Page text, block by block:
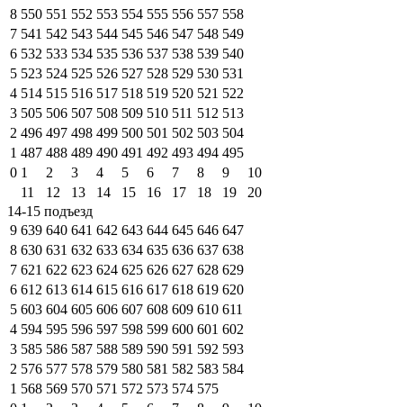
8 550 551 552 553 554 555 556 557 558
7 541 542 543 544 545 546 547 548 549
6 532 533 534 535 536 537 538 539 540
5 523 524 525 526 527 528 529 530 531
4 514 515 516 517 518 519 520 521 522
3 505 506 507 508 509 510 511 512 513
2 496 497 498 499 500 501 502 503 504
1 487 488 489 490 491 492 493 494 495
0 1 2 3 4 5 6 7 8 9
10
11
12 13 14 15 16 17 18 19
20
14-15 подъезд
9 639 640 641 642 643 644 645 646 647
8 630 631 632 633 634 635 636 637 638
7 621 622 623 624 625 626 627 628 629
6 612 613 614 615 616 617 618 619 620
5 603 604 605 606 607 608 609 610 611
4 594 595 596 597 598 599 600 601 602
3 585 586 587 588 589 590 591 592 593
2 576 577 578 579 580 581 582 583 584
1 568 569 570 571 572 573 574 575